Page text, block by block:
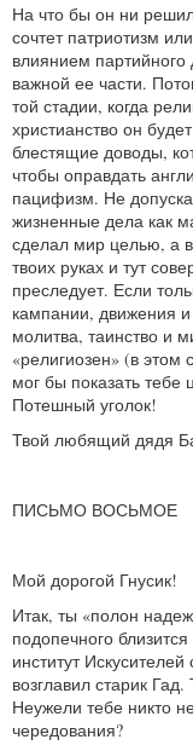
На что бы он ни
сочтет патриотизм
влиянием партийного
важной ее части.
той стадии, когда
христианство он
блестящие доводы,
чтобы оправдать
пацифизм. Не
жизненные дела как
сделал мир целью, а
твоих руках и тут
преследует. Если
кампании, движения
молитва, таинство и
«религиозен» (в
мог бы показать тебе
Потешный уголок!
Твой любящий дядя
ПИСЬМО ВОСЬМОЕ
Мой дорогой Гнусик!
Итак, ты «полон
подопечного
институт
возглавил старик
Неужели тебе никто
чередования?